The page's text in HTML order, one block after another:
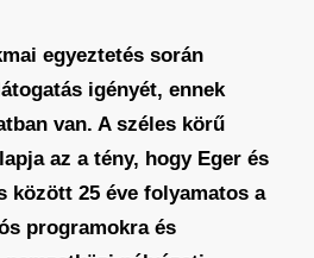
egyeztetés során
igényét, ennek
van. A széles körű
az a tény, hogy Eger és
között 25 éve folyamatos a
programokra és